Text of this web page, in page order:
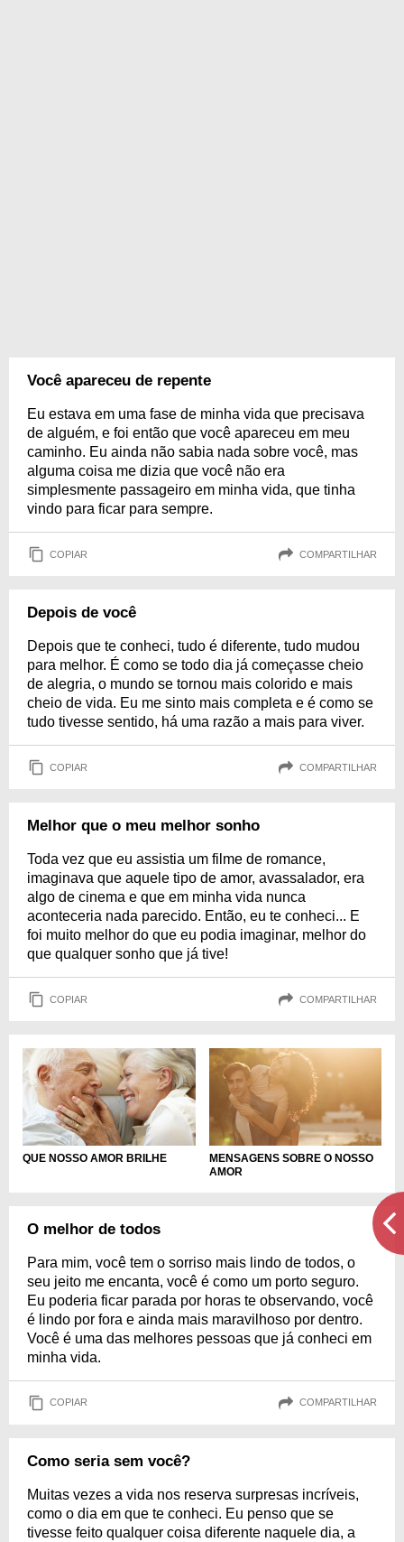
Você apareceu de repente
Eu estava em uma fase de minha vida que precisava
de alguém, e foi então que você apareceu em meu
caminho. Eu ainda não sabia nada sobre você, mas
alguma coisa me dizia que você não era
simplesmente passageiro em minha vida, que tinha
vindo para ficar para sempre.
COPIAR COMPARTILHAR
Depois de você
Depois que te conheci, tudo é diferente, tudo mudou
para melhor. É como se todo dia já começasse cheio
de alegria, o mundo se tornou mais colorido e mais
cheio de vida. Eu me sinto mais completa e é como se
tudo tivesse sentido, há uma razão a mais para viver.
COPIAR COMPARTILHAR
Melhor que o meu melhor sonho
Toda vez que eu assistia um filme de romance,
imaginava que aquele tipo de amor, avassalador, era
algo de cinema e que em minha vida nunca
aconteceria nada parecido. Então, eu te conheci... E
foi muito melhor do que eu podia imaginar, melhor do
que qualquer sonho que já tive!
COPIAR COMPARTILHAR
QUE NOSSO AMOR BRILHE
MENSAGENS SOBRE O NOSSO
AMOR
O melhor de todos
Para mim, você tem o sorriso mais lindo de todos, o
seu jeito me encanta, você é como um porto seguro.
Eu poderia ficar parada por horas te observando, você
é lindo por fora e ainda mais maravilhoso por dentro.
Você é uma das melhores pessoas que já conheci em
minha vida.
COPIAR COMPARTILHAR
Como seria sem você?
Muitas vezes a vida nos reserva surpresas incríveis,
como o dia em que te conheci. Eu penso que se
tivesse feito qualquer coisa diferente naquele dia, a